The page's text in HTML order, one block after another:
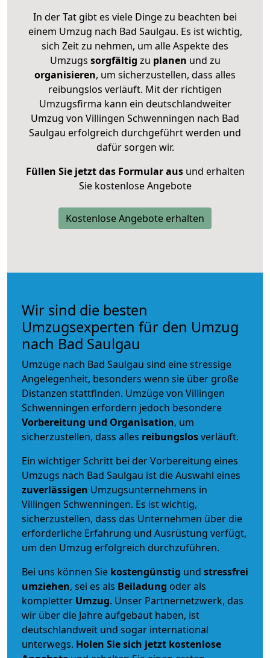
In der Tat gibt es viele Dinge zu beachten bei
einem Umzug nach Bad Saulgau. Es ist wichtig,
sich Zeit zu nehmen, um alle Aspekte des
Umzugs sorgfältig zu planen und zu
organisieren, um sicherzustellen, dass alles
reibungslos verläuft. Mit der richtigen
Umzugsfirma kann ein deutschlandweiter
Umzug von Villingen Schwenningen nach Bad
Saulgau erfolgreich durchgeführt werden und
dafür sorgen wir.
Füllen Sie jetzt das Formular ausund erhalten
Sie kostenlose Angebote
Kostenlose Angebote erhalten
Wir sind die besten
Umzugsexperten für den Umzug
nach Bad Saulgau
Umzüge nach Bad Saulgau sind eine stressige
Angelegenheit, besonders wenn sie über große
Distanzen stattfinden. Umzüge von Villingen
Schwenningen erfordern jedoch besondere
Vorbereitung und Organisation, um
sicherzustellen, dass alles reibungslosverläuft.
Ein wichtiger Schritt bei der Vorbereitung eines
Umzugs nach Bad Saulgau ist die Auswahl eines
zuverlässigen Umzugsunternehmens in
Villingen Schwenningen. Es ist wichtig,
sicherzustellen, dass das Unternehmen über die
erforderliche Erfahrung und Ausrüstung verfügt,
um den Umzug erfolgreich durchzuführen.
Bei uns können Sie kostengünstig und stressfrei
umziehen, sei es als Beiladung oder als
kompletter Umzug. Unser Partnernetzwerk, das
wir über die Jahre aufgebaut haben, ist
deutschlandweit und sogar international
unterwegs. Holen Sie sich jetzt kostenlose